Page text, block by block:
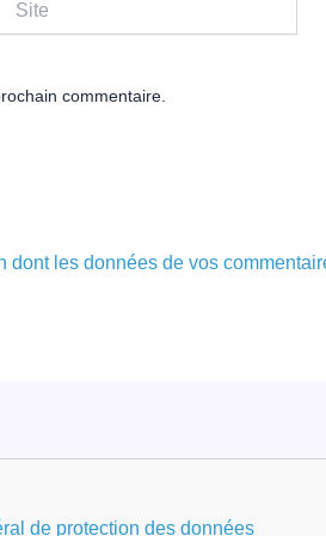
commentaire.
dont les données de vos
de protection des données